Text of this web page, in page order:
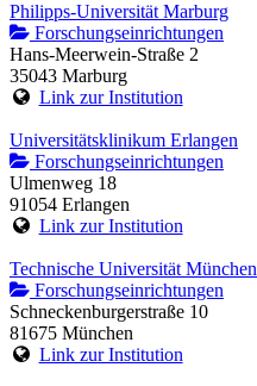
Philipps-Universität Marburg
Forschungseinrichtungen
Hans-Meerwein-Straße 2
35043 Marburg
Link zur Institution
Universitätsklinikum Erlangen
Forschungseinrichtungen
Ulmenweg 18
91054 Erlangen
Link zur Institution
Technische Universität München
Forschungseinrichtungen
Schneckenburgerstraße 10
81675 München
Link zur Institution